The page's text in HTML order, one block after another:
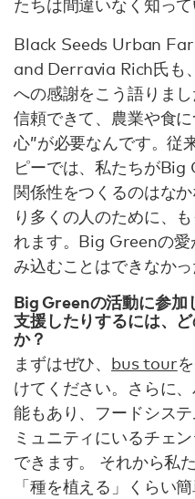
たちは間違いなく知って
Black Seeds Urban
and Derravia Rich氏も
への感謝をこう語りま
信頼できて、農業や食
心”が必要なんです。従
ピーでは、私たちがBig
関係性をつくるのはな
り多くの人のために、
れます。Big Greenの愛
み込むことはできなかっ
Big Greenの活動に参加
支援したりするには、
か？
まずはぜひ、 bus tour
けてください。さらに
能もあり、フードシス
ミュニティにいるチェ
できます。 それから私
「種を植える」くらい